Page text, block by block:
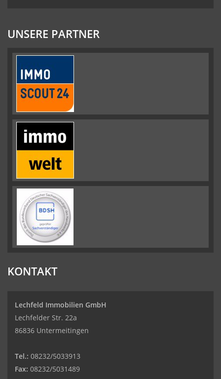
UNSERE PARTNER
KONTAKT
Lechfeld Immobilien GmbH
Lechfelder Str. 22a
86836 Untermeitingen
Tel.: 08232/5033913
Fax: 08232/5031489